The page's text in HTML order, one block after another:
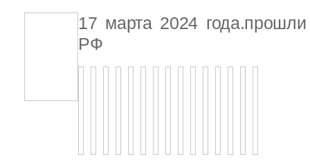
17 марта 2024
РФ